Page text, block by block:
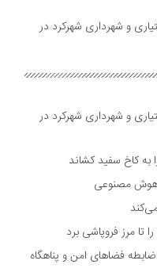
و شهرداری شهرکرد در
و شهرداری شهرکرد در
کاخ سفید کشاند
هوش مصنوعی
مرز فروپاشی برد
فضا‌های امن و پناهگاه